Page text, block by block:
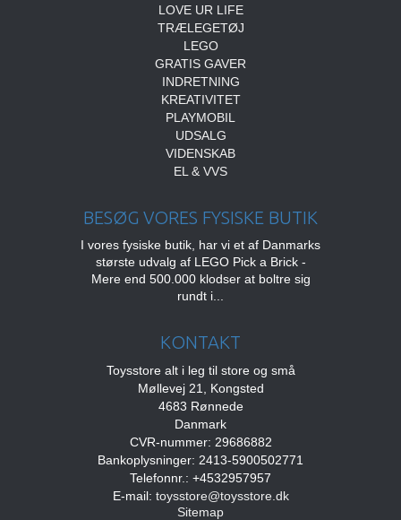
LOVE UR LIFE
TRÆLEGETØJ
LEGO
GRATIS GAVER
INDRETNING
KREATIVITET
PLAYMOBIL
UDSALG
VIDENSKAB
EL & VVS
BESØG VORES FYSISKE BUTIK
I vores fysiske butik, har vi et af Danmarks
største udvalg af LEGO Pick a Brick -
Mere end 500.000 klodser at boltre sig
rundt i...
KONTAKT
Toysstore alt i leg til store og små
Møllevej 21, Kongsted
4683 Rønnede
Danmark
CVR-nummer: 29686882
Bankoplysninger: 2413-5900502771
Telefonnr.: +4532957957
E-mail: toysstore@toysstore.dk
Sitemap